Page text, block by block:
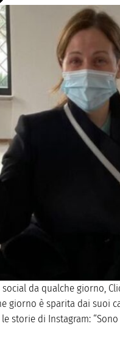
da qualche giorno,
giorno è sparita dai suoi
storie di Instagram: “Sono